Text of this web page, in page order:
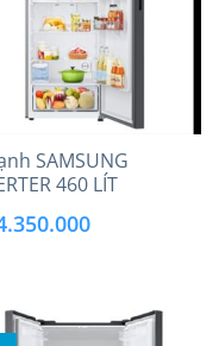
SAMSUNG
460 LÍT